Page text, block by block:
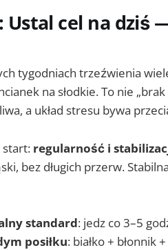
Ustal cel na dziś
tygodniach trzeźwienia
na słodkie. To nie
a układ stresu bywa
start: regularność i
bez długich przerw.
standard: jedz co 3–5
posiłku: białko + błonnik